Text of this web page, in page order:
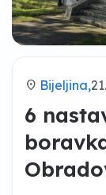
location_on Bijeljina,
6